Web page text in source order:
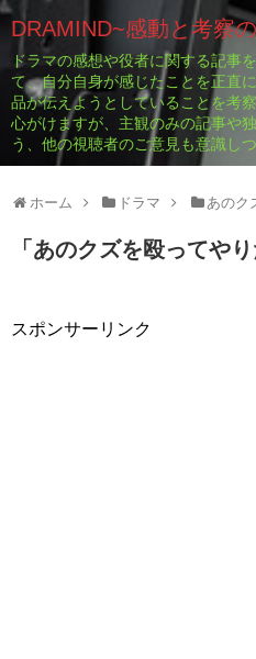
DRAMIND~感動と考察
ドラマの感想や役者に関する記事
て、自分自身が感じたことを正直
品が伝えようとしていることを考
心がけますが、主観のみの記事や
う、他の視聴者のご意見も意識し
ホーム ドラマ あのク
「 あのクズを殴ってや
スポンサーリンク